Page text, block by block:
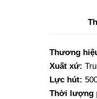
Thương
Xuất xứ:
Lực hút:
Thời lượng